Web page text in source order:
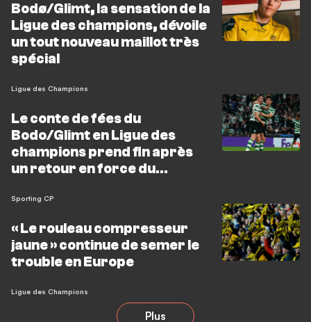
Bodø/Glimt, la sensation de la
Ligue des champions, dévoile
un tout nouveau maillot très
spécial
Ligue des Champions
Le conte de fées du
Bodo/Glimt en Ligue des
champions prend fin après
un retour en force du
Sporting CP
« Le rouleau compresseur
jaune » continue de semer le
trouble en Europe
Ligue des Champions
Plus